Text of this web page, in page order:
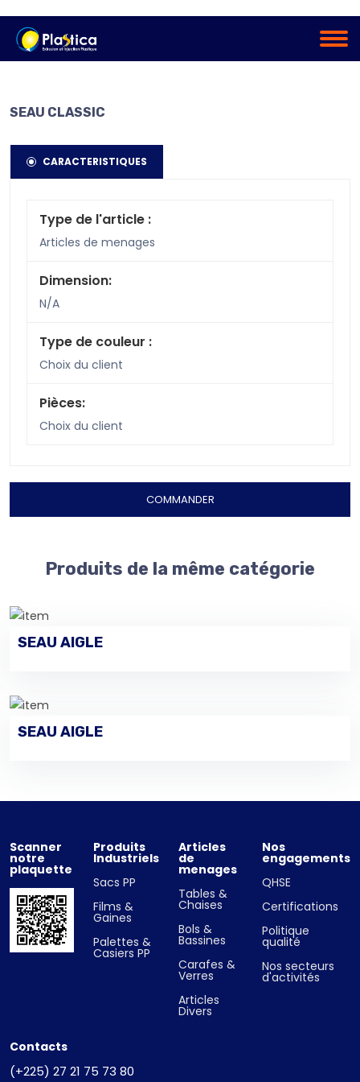
SEAU CLASSIC
CARACTERISTIQUES
Type de l'article :
Articles de menages
Dimension:
N/A
Type de couleur :
Choix du client
Pièces:
Choix du client
COMMANDER
Produits de la même catégorie
VOIR LES DÉTAILS
SEAU AIGLE
VOIR LES DÉTAILS
SEAU AIGLE
Scanner
notre
plaquette
Produits
Industriels
Sacs PP
Films &
Gaines
Palettes &
Casiers PP
Articles
de
menages
Tables &
Chaises
Bols &
Bassines
Carafes &
Verres
Articles
Divers
Nos
engagements
QHSE
Certifications
Politique
qualité
Nos secteurs
d'activités
Contacts
(+225) 27 21 75 73 80